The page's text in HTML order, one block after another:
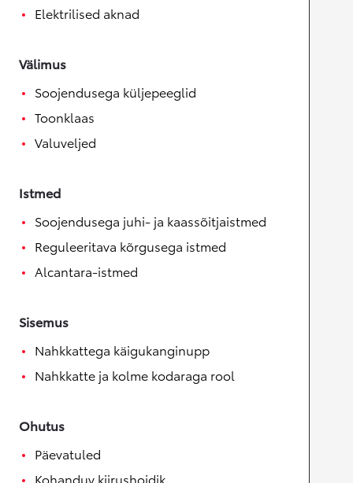
Elektrilised aknad
Välimus
Soojendusega küljepeeglid
Toonklaas
Valuveljed
Istmed
Soojendusega juhi- ja kaassõitjaistmed
Reguleeritava kõrgusega istmed
Alcantara-istmed
Sisemus
Nahkkattega käigukanginupp
Nahkkatte ja kolme kodaraga rool
Ohutus
Päevatuled
Kohanduv kiirushoidik